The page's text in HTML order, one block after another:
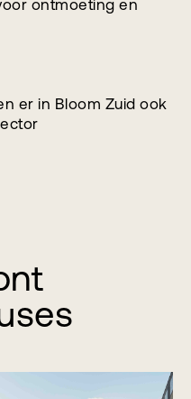
ontmoeting en
er in Bloom Zuid ook